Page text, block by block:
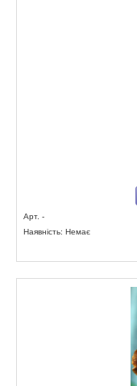
Арт. -
Наявність: Немає